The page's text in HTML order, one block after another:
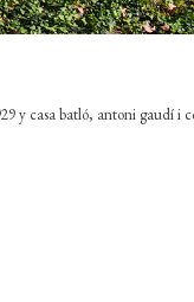
y casa batló, antoni gaudí i